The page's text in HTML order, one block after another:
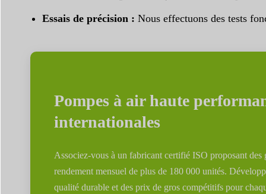
Essais de précision : Nous effectuons des tests
Pompes à air haute
internationales
Associez-vous à un fabricant certifié ISO proposant
rendement mensuel de plus de 180 000 unités.
qualité durable et des prix de gros compétitifs pour